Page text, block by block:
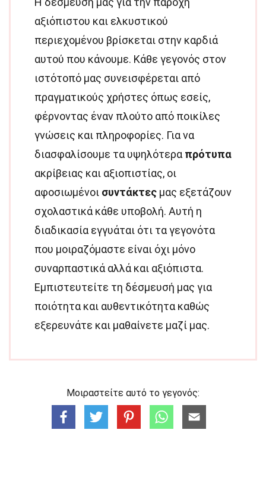
αξιόπιστου και ελκυστικού
περιεχομένου βρίσκεται στην καρδιά
αυτού που κάνουμε. Κάθε γεγονός στον
ιστότοπό μας συνεισφέρεται από
πραγματικούς χρήστες όπως εσείς,
φέρνοντας έναν πλούτο από ποικίλες
γνώσεις και πληροφορίες. Για να
διασφαλίσουμε τα υψηλότερα πρότυπα
ακρίβειας και αξιοπιστίας, οι
αφοσιωμένοι συντάκτες μας εξετάζουν
σχολαστικά κάθε υποβολή. Αυτή η
διαδικασία εγγυάται ότι τα γεγονότα
που μοιραζόμαστε είναι όχι μόνο
συναρπαστικά αλλά και αξιόπιστα.
Εμπιστευτείτε τη δέσμευσή μας για
ποιότητα και αυθεντικότητα καθώς
εξερευνάτε και μαθαίνετε μαζί μας.
Μοιραστείτε αυτό το γεγονός: